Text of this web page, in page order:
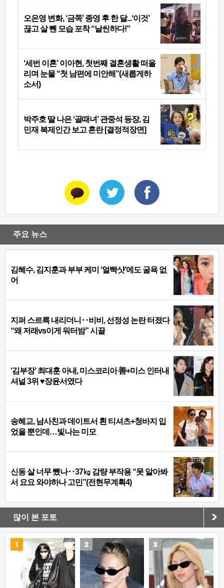
오은영 변화, ‘금쪽’ 종영 후 한 달...‘이것’
끊고 살 뺀 모습 포착 “날씬하다!”
‘세번 이혼’ 이아현, 첫번째 결혼생활 떠올
리며 눈물 “첫 남편에 미안해”(새롭게하
소서)
박주호 딸 나은 ‘골때녀’ 관중석 등장, 김
민재 복제인간 보고 혼란 [결정적장면]
주요 뉴스
김혜수, 김지훈과 부부 케미 ‘얼빡샷’에도 굴욕 없
어
지퍼 스르륵 내리더니‥비비, 선정성 논란 터졌다
“왜 저래vs이게 워터밤” 시끌
‘김부장’ 최대훈 아내, 미스코리아 善+미스 인터내
셔널 3위 ♥장윤서였다
송혜교, 남사친과 데이트서 흰 티셔츠+청바지 입
었을 뿐인데…빛나는 미모
신동 살 너무 뺐나‥37㎏ 감량 부작용 “못 알아봐
서 요요 와야하나 고민”(전현무계획4)
많이 본 포토